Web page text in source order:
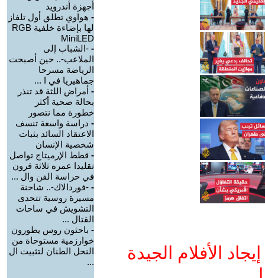
الأفلام الجيدة
أجهزة أندرويد
- هواوي تطلق أول تلفاز
لها بإضاءة خلفية RGB
MiniLED
- -الشباب إلى
الملاعب-.. حين أصبحت
الرياضة مسرحا
جماهيريا في ا ...
- أمراض اللثة قد تنذر
بحالة صحية أكثر
خطورة مما نتصور
- دراسة واسعة تنسف
الاعتقاد السائد بثبات
شخصية الإنسان
- قطط الإرميتاج تواصل
تقليدا عمره ثلاثة قرون
في حراسة الفن وال ...
- -فوردالاك-.. شاحنة
مسيرة روسية تتحدى
التشويش في ساحات
القتال ...
- باحثون روس يطورون
خوارزمية مستوحاة من
النحل الطنان لتثبيت ال
...